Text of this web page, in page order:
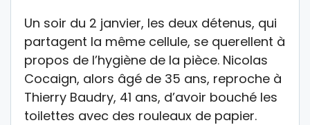
Un soir du 2 janvier, les deux détenus, qui
partagent la même cellule, se querellent à
propos de l’hygiène de la pièce. Nicolas
Cocaign, alors âgé de 35 ans, reproche à
Thierry Baudry, 41 ans, d’avoir bouché les
toilettes avec des rouleaux de papier.